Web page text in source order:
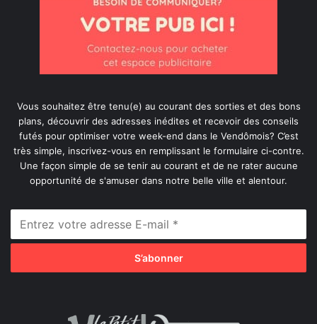
Vous souhaitez être tenu(e) au courant des sorties et des bons
plans, découvrir des adresses inédites et recevoir des conseils
futés pour optimiser votre week-end dans le Vendômois? C’est
très simple, inscrivez-vous en remplissant le formulaire ci-contre.
Une façon simple de se tenir au courant et de ne rater aucune
opportunité de s'amuser dans notre belle ville et alentour.